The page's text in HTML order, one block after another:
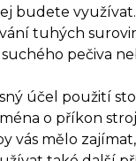
budete
tuhých
pečiva
účel použití
o příkon
vás mělo